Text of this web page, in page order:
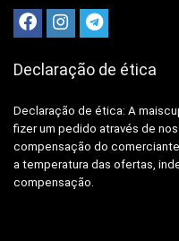
Declaração de ética
Declaração de ética: A
fizer um pedido através de
compensação do comerciante.
a temperatura das ofertas,
compensação.